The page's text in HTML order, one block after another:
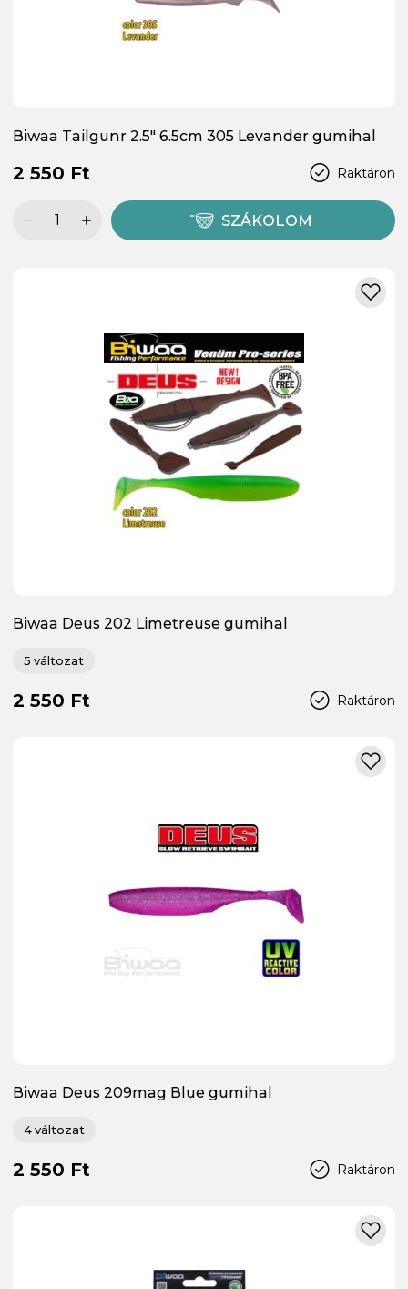
Biwaa Tailgunr 2.5" 6.5cm 305 Levander gumihal
Raktáron
2 550 Ft
SZÁKOLOM
Biwaa Deus 202 Limetreuse gumihal
5 változat
Raktáron
2 550 Ft
Biwaa Deus 209mag Blue gumihal
4 változat
Raktáron
2 550 Ft